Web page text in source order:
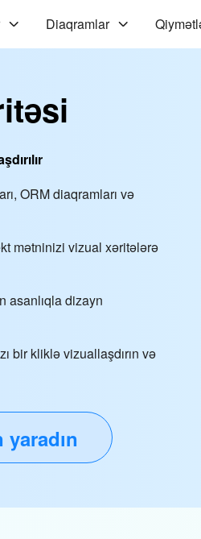
Diaqramlar
ORM diaqramları və
mətninizi vizual xəritələrə
asanlıqla dizayn
bir kliklə vizuallaşdırın və